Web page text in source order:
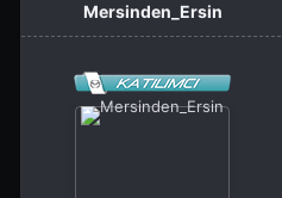
Mersinden_Ersin